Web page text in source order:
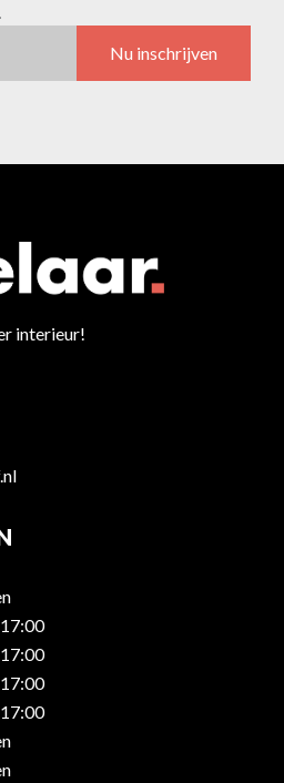
Nu inschrijven
interieur!